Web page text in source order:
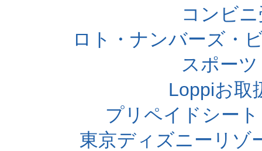
コンビ
ロト・ナンバーズ・
スポー
Loppiお取
プリペイドシー
東京ディズニーリゾ